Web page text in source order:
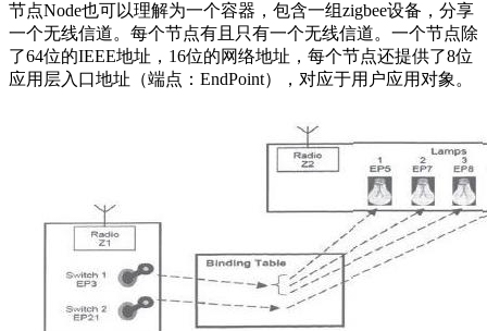
节点Node也可以理解为一个容器，包含一组zigbee设备，分享
一个无线信道。每个节点有且只有一个无线信道。一个节点除
了64位的IEEE地址，16位的网络地址，每个节点还提供了8位
应用层入口地址（端点：EndPoint），对应于用户应用对象。